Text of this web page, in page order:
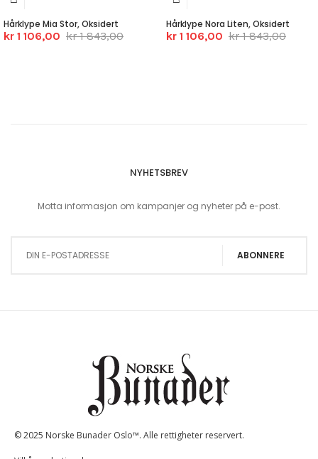
Hårklype Mia Stor, Oksidert
kr 1 106,00 kr 1 843,00
Hårklype Nora Liten, Oksidert
kr 1 106,00 kr 1 843,00
NYHETSBREV
Motta informasjon om kampanjer og nyheter på e-post.
ABONNERE
© 2025 Norske Bunader Oslo™. Alle rettigheter reservert.